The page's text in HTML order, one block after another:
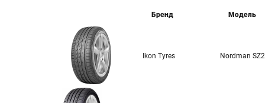
Бренд Модель
Ikon Tyres Nordman SZ2